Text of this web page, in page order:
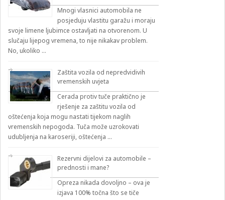
Mnogi vlasnici automobila ne
posjeduju vlastitu garažu i moraju
svoje limene ljubimce ostavljati na otvorenom. U
slučaju lijepog vremena, to nije nikakav problem.
No, ukoliko …
Zaštita vozila od nepredvidivih
vremenskih uvjeta
Cerada protiv tuče praktično je
rješenje za zaštitu vozila od
oštećenja koja mogu nastati tijekom naglih
vremenskih nepogoda. Tuča može uzrokovati
udubljenja na karoseriji, oštećenja …
Rezervni dijelovi za automobile –
prednosti i mane?
Opreza nikada dovoljno – ova je
izjava 100% točna što se tiče